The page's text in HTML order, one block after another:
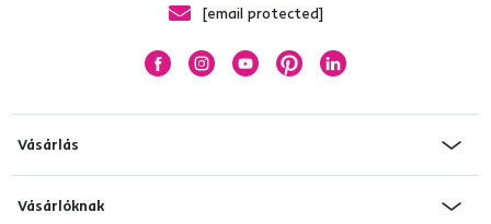
[email protected]
Vásárlás
Vásárlóknak